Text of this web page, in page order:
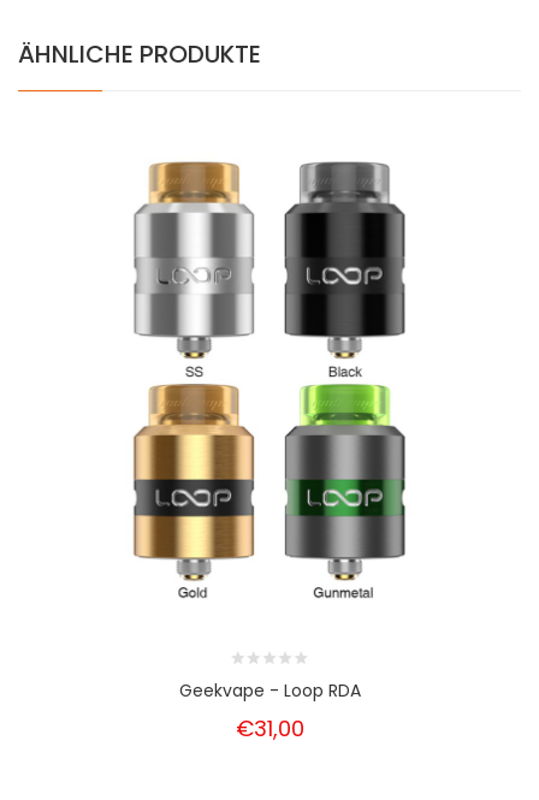
ÄHNLICHE PRODUKTE
Geekvape - Loop RDA
€31,00